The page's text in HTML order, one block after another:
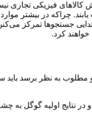
فیزیکی تجاری
چراکه در بیشتر
جستجوها تمرکز
خواهند کرد.
مطلوب به نظر برسد
نتایج اولیه گوگل به